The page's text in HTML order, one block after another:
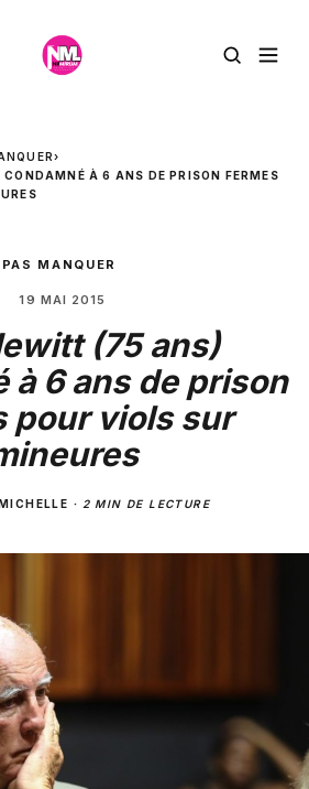
›
À 6 ANS DE PRISON FERMES
MANQUER
19 MAI 2015
(75 ans)
à 6 ans de prison
pour viols sur
· 2 MIN DE LECTURE